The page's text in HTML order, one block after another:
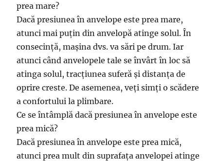
prea mare?
Dacă presiunea în anvelope este prea mare,
atunci mai puțin din anvelopă atinge solul. În
consecință, mașina dvs. va sări pe drum. Iar
atunci când anvelopele tale se învârt în loc să
atinga solul, tracțiunea suferă și distanța de
oprire creste. De asemenea, veți simți o scădere
a confortului la plimbare.
Ce se întâmplă dacă presiunea în anvelope este
prea mică?
Dacă presiunea în anvelope este prea mică,
atunci prea mult din suprafața anvelopei atinge